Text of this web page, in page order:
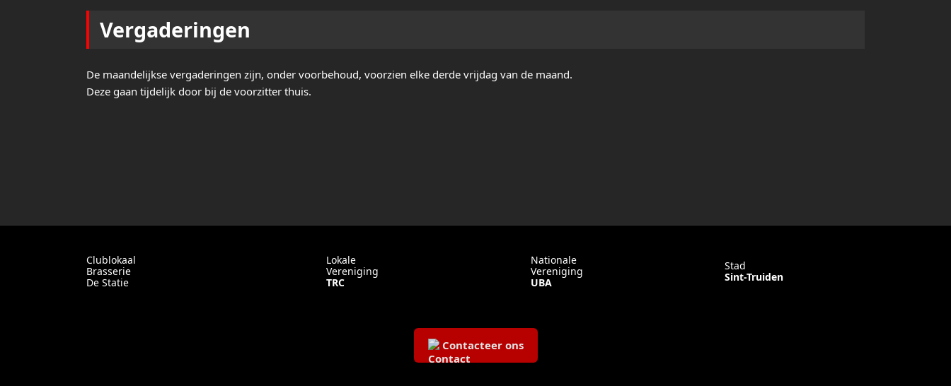
Vergaderingen
De maandelijkse vergaderingen zijn, onder voorbehoud, voorzien elke derde vrijdag van de maand.
Clublokaal
Brasserie
De Statie
Lokale
Vereniging
TRC
Nationale
Vereniging
UBA
Stad
Sint-Truiden
Contacteer ons